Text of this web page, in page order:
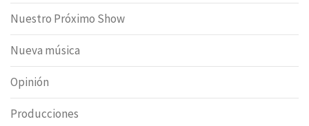
Nuestro Próximo Show
Nueva música
Opinión
Producciones